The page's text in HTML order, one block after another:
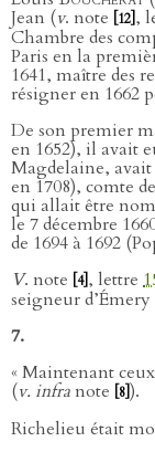
Jean (v. note [12] ,
Chambre des
Paris en la
1641, maître des
résigner en 1662
De son premier
en 1652), il avait
Magdelaine, avait
en 1708), comte
qui allait être
le 7 décembre
de 1694 à 1692
V. note [4], lettre
seigneur
7.
« Maintenant
(v. infranote [8]).
Richelieu était